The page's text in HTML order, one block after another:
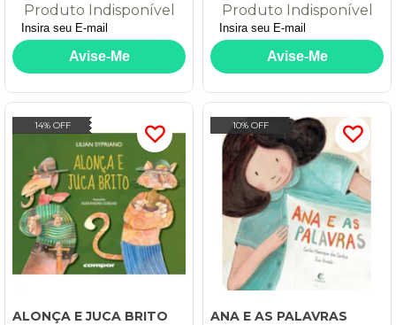
Produto Indisponível Produto Indisponível
14% OFF
ALONÇA E JUCA BRITO
10% OFF
ANA E AS PALAVRAS